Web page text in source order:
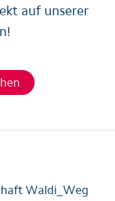
auf unserer
Waldi_Weg